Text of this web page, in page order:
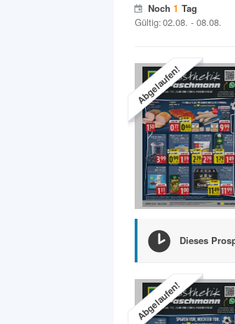
Noch 1 Tag
Gültig:02.08. - 08.08.
Abgelaufen!
Dieses
Abgelaufen!